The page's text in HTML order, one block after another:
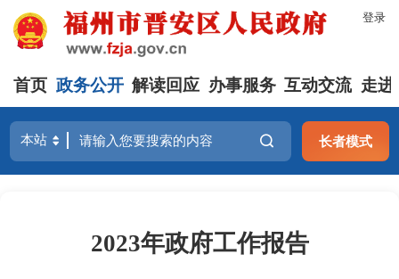
登录
首页 政务公开 解读回应 办事服务 互动交流 走进
长者模式
2023年政府工作报告